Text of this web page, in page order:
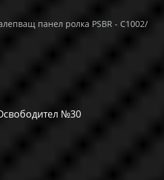
панел ролка PSBR - C1002/
№30